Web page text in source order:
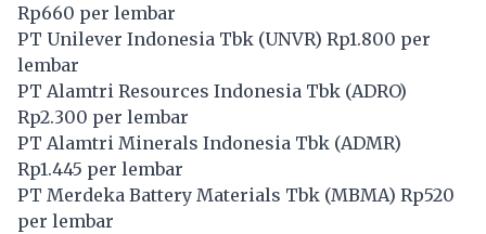
Rp660 per lembar
PT Unilever Indonesia Tbk (UNVR) Rp1.800 per
lembar
PT Alamtri Resources Indonesia Tbk (ADRO)
Rp2.300 per lembar
PT Alamtri Minerals Indonesia Tbk (ADMR)
Rp1.445 per lembar
PT Merdeka Battery Materials Tbk (MBMA) Rp520
per lembar